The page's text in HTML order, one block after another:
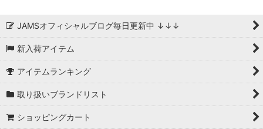
JAMSオフィシャルブログ毎日更新中 ↓↓↓
新入荷アイテム
アイテムランキング
取り扱いブランドリスト
ショッピングカート